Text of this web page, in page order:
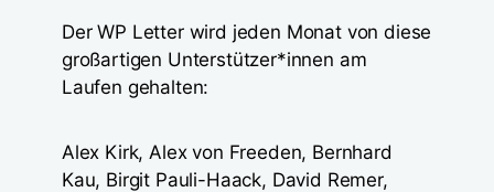
Der WP Letter wird jeden Monat von diese
großartigen Unterstützer*innen am
Laufen gehalten:
Alex Kirk, Alex von Freeden, Bernhard
Kau, Birgit Pauli-Haack, David Remer,